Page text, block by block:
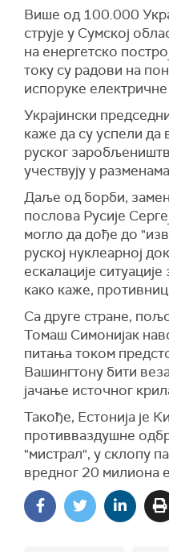
Више од 100.000
струје у Сумској
на енергетско
току су радови на
испоруке електричне
Украјински
каже да су успели да
руског
учествују у
Даље од борби,
послова Русије
могло да дође до
руској нуклеарној
ескалације
како каже,
Са друге стране,
Томаш Симонијак
питања током
Вашингтону бити
јачање источног
Такође, Естонија је
противваздушне
"мистрал", у склопу
вредног 20 милиона